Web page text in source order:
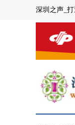
深圳之声_